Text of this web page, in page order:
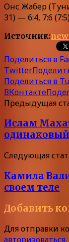
Онс Жабер
31) — 6:4, 7:6 (7:5)
Источник:
Поделиться в
Twitter
Поделиться в
ВКонтакте
Предыдущая
Ислам
одинаковый
Следующая
Камила
своем теле
Добавить
Для отправки
авторизоваться.